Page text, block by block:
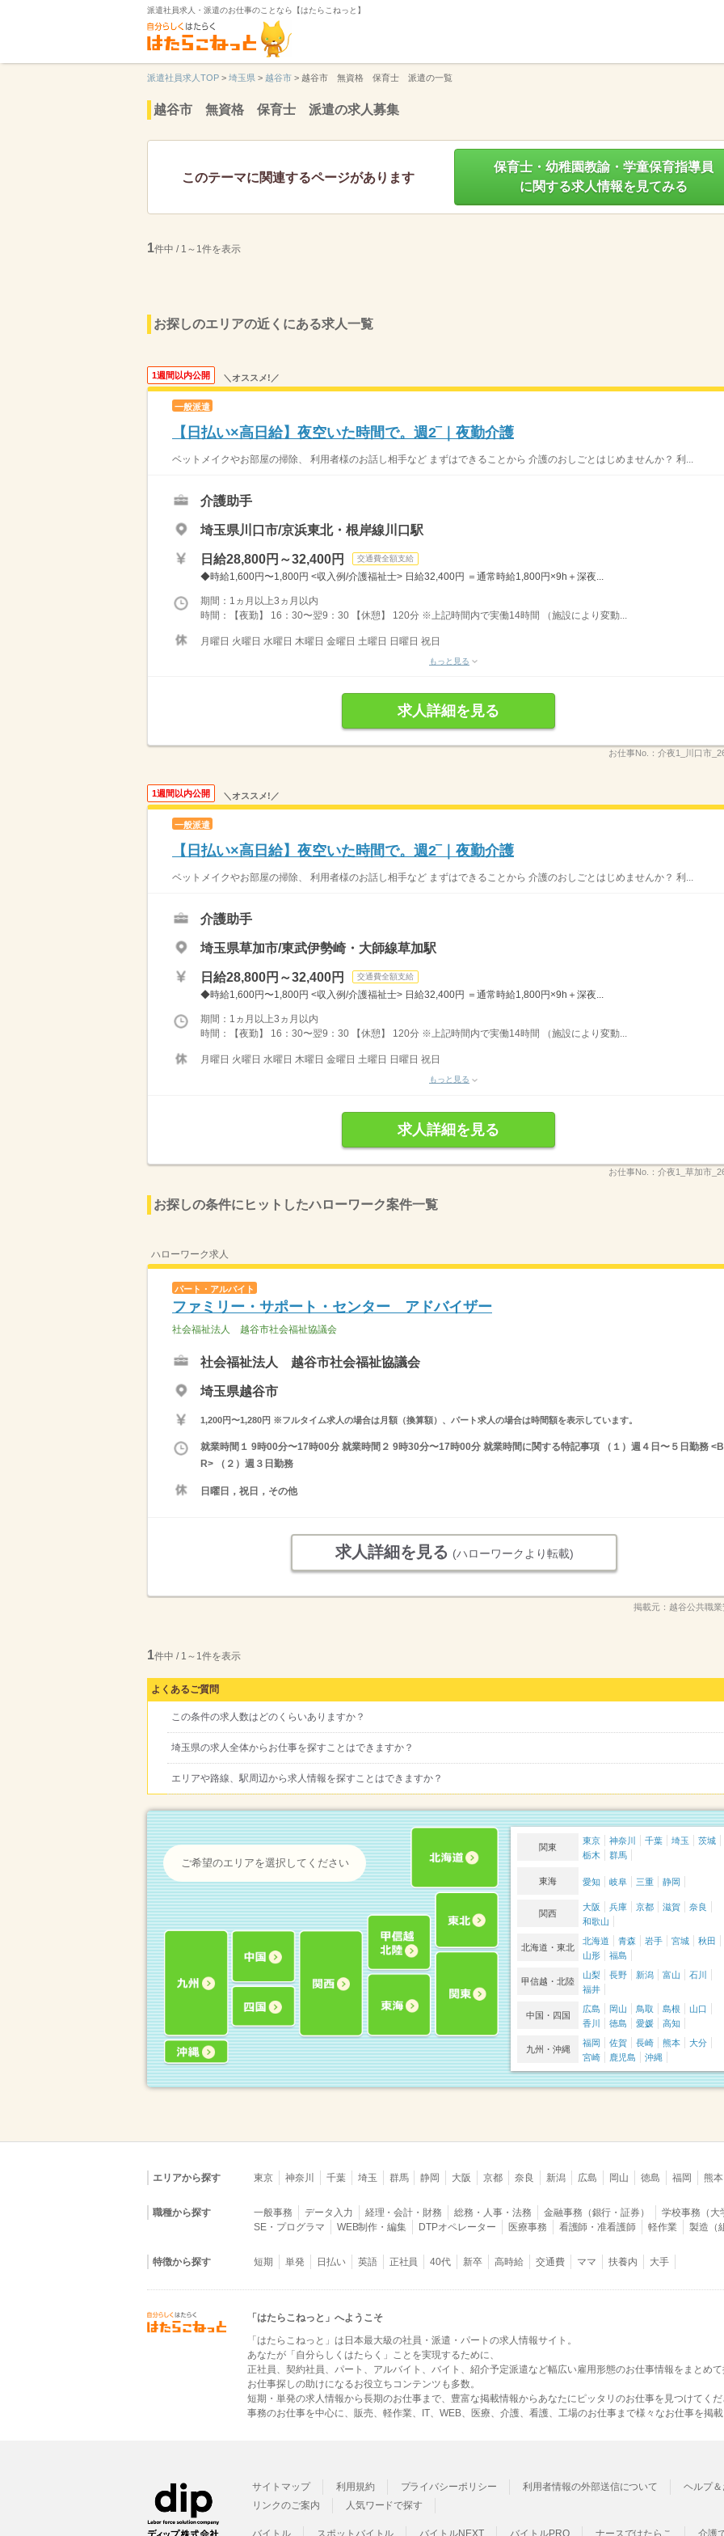
派遣社員求人・派遣のお仕事のことなら【はたらこねっと】
派遣社員求人TOP > 埼玉県 > 越谷市 > 越谷市 無資格 保育士 派遣の一覧
越谷市 無資格 保育士 派遣の求人募集
このテーマに関連するページがあります
保育士・幼稚園教諭・学童保育指導員
に関する求人情報を見てみる
1件中 / 1～1件を表示
お探しのエリアの近くにある求人一覧
1週間以内公開 ＼オススメ!／
一般派遣
【日払い×高日給】夜空いた時間で。週2‾｜夜勤介護
ベットメイクやお部屋の掃除、 利用者様のお話し相手など まずはできることから 介護のおしごとはじめませんか？ 利...
介護助手
埼玉県川口市/京浜東北・根岸線川口駅
日給28,800円～32,400円 交通費全額支給
◆時給1,600円〜1,800円 <収入例/介護福祉士> 日給32,400円 ＝通常時給1,800円×9h＋深夜...
期間：1ヵ月以上3ヵ月以内
時間：【夜勤】 16：30〜翌9：30 【休憩】 120分 ※上記時間内で実働14時間 （施設により変動...
月曜日 火曜日 水曜日 木曜日 金曜日 土曜日 日曜日 祝日
もっと見る
求人詳細を見る
お仕事No.： 介夜1_川口市
1週間以内公開 ＼オススメ!／
一般派遣
【日払い×高日給】夜空いた時間で。週2‾｜夜勤介護
ベットメイクやお部屋の掃除、 利用者様のお話し相手など まずはできることから 介護のおしごとはじめませんか？ 利...
介護助手
埼玉県草加市/東武伊勢崎・大師線草加駅
日給28,800円～32,400円 交通費全額支給
◆時給1,600円〜1,800円 <収入例/介護福祉士> 日給32,400円 ＝通常時給1,800円×9h＋深夜...
期間：1ヵ月以上3ヵ月以内
時間：【夜勤】 16：30〜翌9：30 【休憩】 120分 ※上記時間内で実働14時間 （施設により変動...
月曜日 火曜日 水曜日 木曜日 金曜日 土曜日 日曜日 祝日
もっと見る
求人詳細を見る
お仕事No.： 介夜1_草加市
お探しの条件にヒットしたハローワーク案件一覧
ハローワーク求人
パート・アルバイト
ファミリー・サポート・センター アドバイザー
社会福祉法人 越谷市社会福祉協議会
社会福祉法人 越谷市社会福祉協議会
埼玉県越谷市
1,200円〜1,280円 ※フルタイム求人の場合は月額（換算額）、パート求人の場合は時間額を表示しています。
就業時間１ 9時00分〜17時00分 就業時間２ 9時30分〜17時00分 就業時間に関する特記事項 （１）週４日〜５日勤務 <B
R> （２）週３日勤務
日曜日，祝日，その他
求人詳細を見る (ハローワークより転載)
掲載元： 越谷公共職
1件中 / 1～1件を表示
よくあるご質問
この条件の求人数はどのくらいありますか？
埼玉県の求人全体からお仕事を探すことはできますか？
エリアや路線、駅周辺から求人情報を探すことはできますか？
ご希望のエリアを選択してください
関東
東京 神奈川 千葉 埼玉
茨城
栃木
群馬
東海 愛知 岐阜 三重 静岡
関西
大阪 兵庫 京都 滋賀
奈良
和歌山
北海道・東北
北海道 青森 岩手 宮城
秋田
山形
福島
甲信越・北陸
山梨 長野 新潟 富山
石川
福井
中国・四国
広島 岡山 鳥取 島根
山口
香川
徳島 愛媛 高知
九州・沖縄
福岡 佐賀 長崎 熊本
大分
宮崎
鹿児島 沖縄
エリアから探す 東京 神奈川 千葉 埼玉 群馬 静岡 大阪 京都 奈良 新潟 広島 岡山 徳島 福岡 熊本
職種から探す 一般事務 データ入力 経理・会計・財務 総務・人事・法務 金融事務（銀行・証券） 学校事務（大
SE・プログラマ
WEB制作・編集 DTPオペレーター 医療事務 看護師・准看護師 軽作業 製造（
特徴から探す 短期 単発 日払い 英語 正社員 40代 新卒 高時給 交通費 ママ 扶養内 大手
「はたらこねっと」へようこそ
「はたらこねっと」は日本最大級の社員・派遣・パートの求人情報サイト。
あなたが「自分らしくはたらく」ことを実現するために、
正社員、契約社員、パート、アルバイト、バイト、紹介予定派遣など幅広い雇用形態のお仕事情報をまとめて
お仕事探しの助けになるお役立ちコンテンツも多数。
短期・単発の求人情報から長期のお仕事まで、豊富な掲載情報からあなたにピッタリのお仕事を見つけてくだ
事務のお仕事を中心に、販売、軽作業、IT、WEB、医療、介護、看護、工場のお仕事まで様々なお仕事を掲載
サイトマップ 利用規約 プライバシーポリシー 利用者情報の外部送信について ヘルプ
リンクのご案内
人気ワードで探す
バイトル スポットバイトル バイトルNEXT バイトルPRO ナースではたらこ 介護